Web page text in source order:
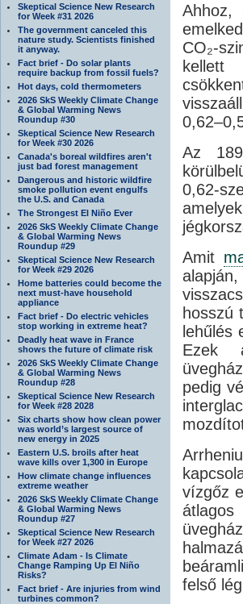
Skeptical Science New Research
for Week #31 2026
The government canceled this
nature study. Scientists finished
it anyway.
Fact brief - Do solar plants
require backup from fossil fuels?
Hot days, cold thermometers
2026 SkS Weekly Climate Change
& Global Warming News
Roundup #30
Skeptical Science New Research
for Week #30 2026
Canada's boreal wildfires aren't
just bad forest management
Dangerous and historic wildfire
smoke pollution event engulfs
the U.S. and Canada
The Strongest El Niño Ever
2026 SkS Weekly Climate Change
& Global Warming News
Roundup #29
Skeptical Science New Research
for Week #29 2026
Home batteries could become the
next must-have household
appliance
Fact brief - Do electric vehicles
stop working in extreme heat?
Deadly heat wave in France
shows the future of climate risk
2026 SkS Weekly Climate Change
& Global Warming News
Roundup #28
Skeptical Science New Research
for Week #28 2028
Six charts show how clean power
was world’s largest source of
new energy in 2025
Eastern U.S. broils after heat
wave kills over 1,300 in Europe
How climate change influences
extreme weather
2026 SkS Weekly Climate Change
& Global Warming News
Roundup #27
Skeptical Science New Research
for Week #27 2026
Climate Adam - Is Climate
Change Ramping Up El Niño
Risks?
Fact brief - Are injuries from wind
turbines common?
Ahhoz,
CO₂-
kellett
Az
0,62-
Amit
hosszú
lehűlés
Ezek
pedig
vízgőz
felső